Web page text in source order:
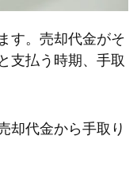
す。売却代金がそ
支払う時期、手取
却代金から手取り